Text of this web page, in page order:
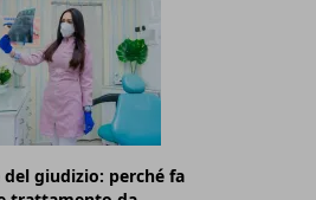
del giudizio: perché fa